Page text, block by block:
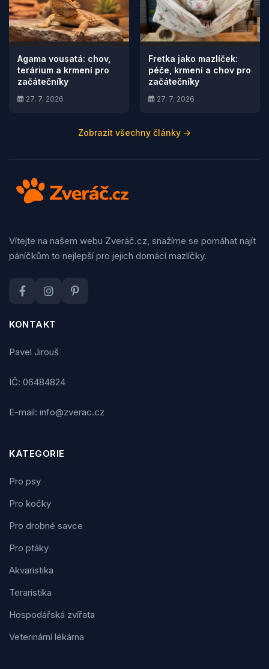
Agama vousatá: chov,
terárium a krmení pro
začátečníky
27. 7. 2026
Fretka jako mazlíček:
péče, krmení a chov pro
začátečníky
27. 7. 2026
Zobrazit všechny články →
Vítejte na našem webu Zveráč.cz, snažíme se pomáhat najít
páníčkům to nejlepší pro jejich domácí mazlíčky.
KONTAKT
Pavel Jirouš
IČ: 06484824
E-mail: info@zverac.cz
KATEGORIE
Pro psy
Pro kočky
Pro drobné savce
Pro ptáky
Akvaristika
Teraristika
Hospodářská zvířata
Veterinární lékárna